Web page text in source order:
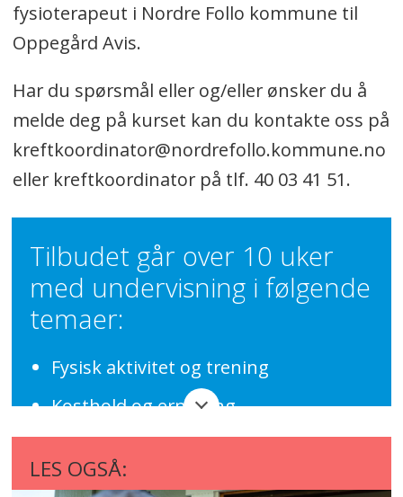
fysioterapeut i Nordre Follo kommune til
Oppegård Avis.
Har du spørsmål eller og/eller ønsker du å
melde deg på kurset kan du kontakte oss på
kreftkoordinator@nordrefollo.kommune.no
eller kreftkoordinator på tlf. 40 03 41 51.
Tilbudet går over 10 uker
med undervisning i følgende
temaer:
Fysisk aktivitet og trening
Kosthold og ernæring
Bivirkninger og senskader
Mestring og fatigue
LES OGSÅ: